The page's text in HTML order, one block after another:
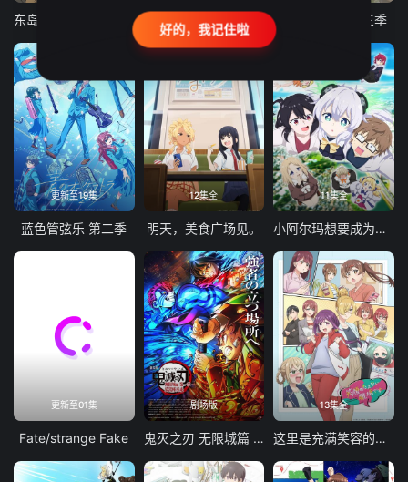
古诺希亚 致不灭的你 第三季
更新至19集
蓝色管弦乐 第二季
12集全
明天，美食广场见。
11集全
小阿尔玛想要成为家人
更新至01集
Fate/strange Fake
剧场版
鬼灭之刃 无限城篇 第一章 猗窝座再袭
13集全
这里是充满笑容的职场。
好的，我记住啦